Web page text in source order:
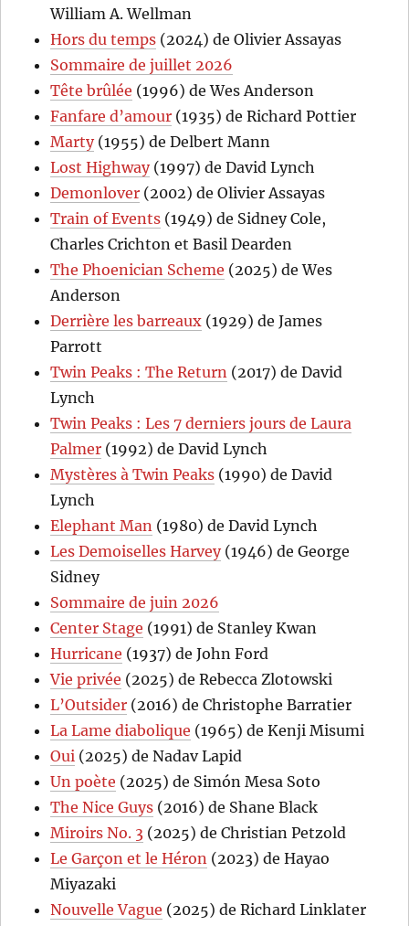
William A. Wellman
Hors du temps (2024) de Olivier Assayas
Sommaire de juillet 2026
Tête brûlée (1996) de Wes Anderson
Fanfare d’amour (1935) de Richard Pottier
Marty(1955) de Delbert Mann
Lost Highway(1997) de David Lynch
Demonlover (2002) de Olivier Assayas
Train of Events (1949) de Sidney Cole,
Charles Crichton et Basil Dearden
The Phoenician Scheme (2025) de Wes
Anderson
Derrière les barreaux (1929) de James
Parrott
Twin Peaks : The Return (2017) de David
Lynch
Twin Peaks : Les 7 derniers jours de Laura
Palmer (1992) de David Lynch
Mystères à Twin Peaks (1990) de David
Lynch
Elephant Man (1980) de David Lynch
Les Demoiselles Harvey(1946) de George
Sidney
Sommaire de juin 2026
Center Stage (1991) de Stanley Kwan
Hurricane (1937) de John Ford
Vie privée (2025) de Rebecca Zlotowski
L’Outsider (2016) de Christophe Barratier
La Lame diabolique (1965) de Kenji Misumi
Oui (2025) de Nadav Lapid
Un poète (2025) de Simón Mesa Soto
The Nice Guys (2016) de Shane Black
Miroirs No. 3 (2025) de Christian Petzold
Le Garçon et le Héron (2023) de Hayao
Miyazaki
Nouvelle Vague (2025) de Richard Linklater